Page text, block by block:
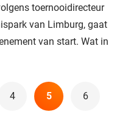
toernooidirecteur
van Limburg, gaat
van start. Wat in
4 5 6